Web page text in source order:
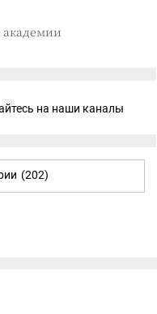
академии
на наши каналы
(202)